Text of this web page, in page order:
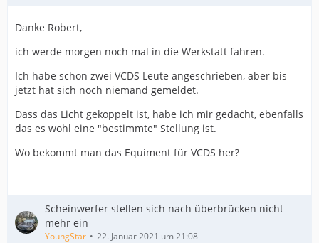
Danke Robert,
ich werde morgen noch mal in die Werkstatt fahren.
Ich habe schon zwei VCDS Leute angeschrieben, aber bis
jetzt hat sich noch niemand gemeldet.
Dass das Licht gekoppelt ist, habe ich mir gedacht, ebenfalls
das es wohl eine "bestimmte" Stellung ist.
Wo bekommt man das Equiment für VCDS her?
Scheinwerfer stellen sich nach überbrücken nicht
mehr ein
YoungStar 22. Januar 2021 um 21:08